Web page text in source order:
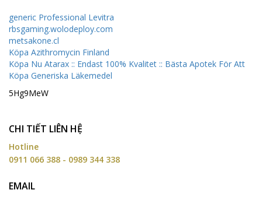
generic Professional Levitra
rbsgaming.wolodeploy.com
metsakone.cl
Köpa Azithromycin Finland
Köpa Nu Atarax :: Endast 100% Kvalitet :: Bästa Apotek För Att
Köpa Generiska Läkemedel
5Hg9MeW
CHI TIẾT LIÊN HỆ
Hotline
0911 066 388 - 0989 344 338
EMAIL